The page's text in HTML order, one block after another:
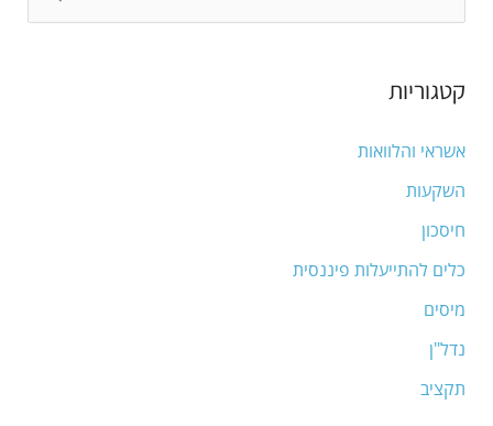
r
o
r
:
קטגוריות
אשראי והלוואות
השקעות
חיסכון
כלים להתייעלות פיננסית
מיסים
נדל"ן
תקציב